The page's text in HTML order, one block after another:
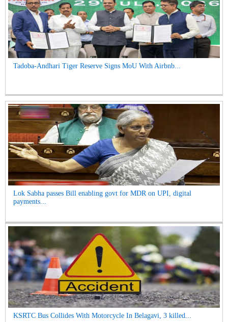
Tadoba-Andhari Tiger Reserve Signs MoU With Airbnb...
Lok Sabha passes Bill enabling govt for MDR on UPI, digital
payments...
KSRTC Bus Collides With Motorcycle In Belagavi, 3 killed...